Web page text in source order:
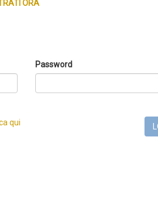
ORA
Password
qui